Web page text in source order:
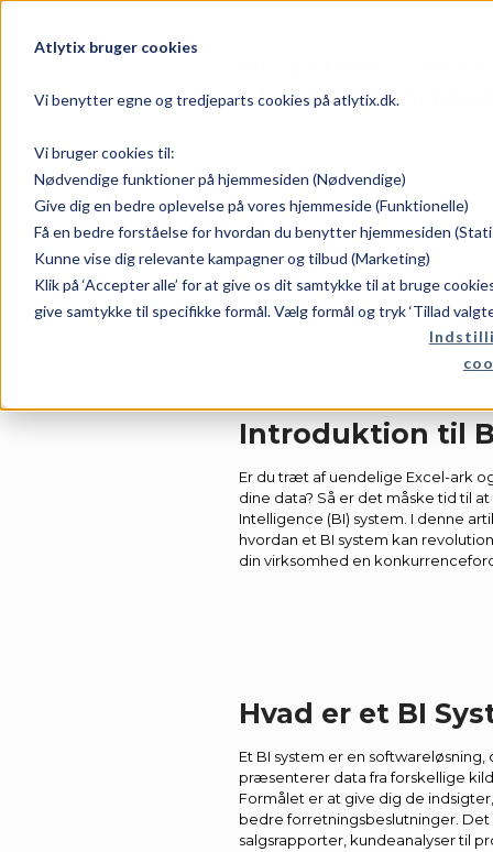
Atlytix bruger cookies
Vi benytter egne og tredjeparts cookies på atlytix.dk.
Vi bruger cookies til:
Nødvendige funktioner på hjemmesiden (Nødvendige)
Give dig en bedre oplevelse på vores hjemmeside (Funktionelle)
Få en bedre forståelse for hvordan du benytter hjemmesiden
Kunne vise dig relevante kampagner og tilbud (Marketing)
Klik på ‘Accepter alle’ for at give os dit samtykke til at bruge
give samtykke til specifikke formål. Vælg formål og tryk ‘Tillad
af din
marts 18, 2026 Rene
Introduktion til
Er du træt af uendelige Excel-ark
dine data? Så er det måske tid til
Intelligence (BI) system. I denne
hvordan et BI system kan
din virksomhed en
Hvad er et BI
Et BI system er en
præsenterer data fra forskellige
Formålet er at give dig de
bedre forretningsbeslutninger.
salgsrapporter, kundeanalyser til